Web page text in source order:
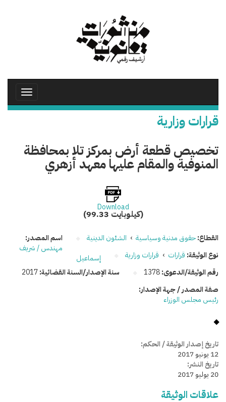
Toggle
قرارات وزارية
تخصيص قطعة أرض بمركز تلا بمحافظة
المنوفية والمقام عليها معهد أزهري
Download
(99.33 كيلوبايت)
القطاع:حقوق مدنية وسياسية › الشئون الدينية
نوع الوثيقة: قرارات › قرارات وزارية
رقم الوثيقة/الدعوى:1378 سنة الإصدار/السنة القضائية:2017
اسم المصدر:
مهندس / شريف
إسماعيل
صفة المصدر / جهة الإصدار:
رئيس مجلس الوزراء
تاريخ إصدار الوثيقة / الحكم:
12 يونيو 2017
تاريخ النشر:
20 يوليو 2017
علاقات الوثيقة